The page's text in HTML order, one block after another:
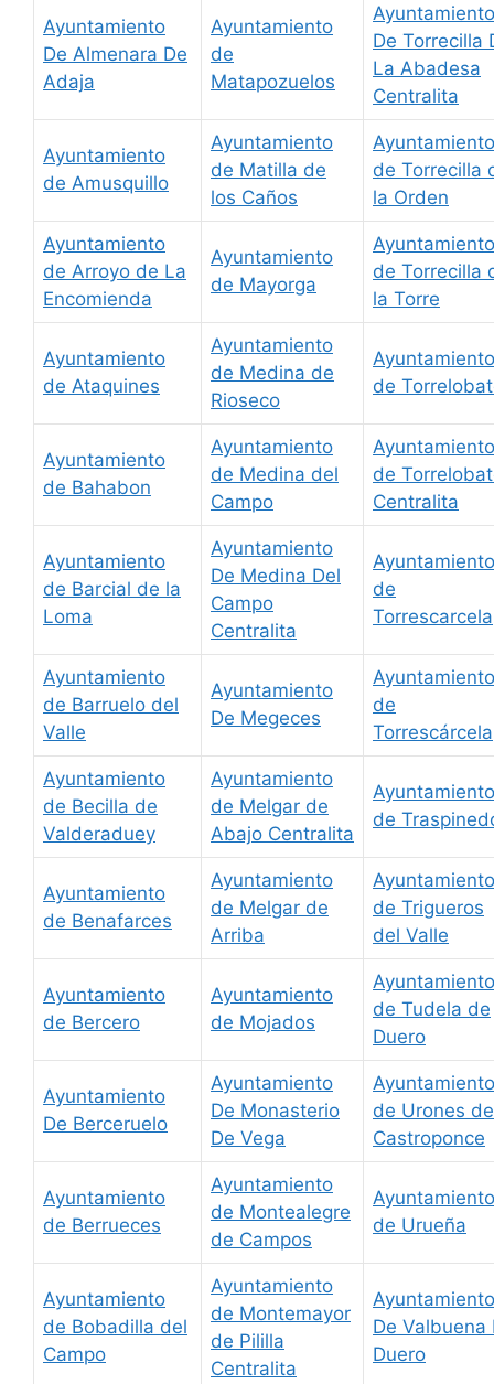
Ayuntamiento
De Almenara De
Adaja
Ayuntamiento
de
Matapozuelos
Ayuntamiento
De Torrecilla
La Abadesa
Centralita
Ayuntamiento
de Amusquillo
Ayuntamiento
de Matilla de
los Caños
Ayuntamiento
de Torrecilla
la Orden
Ayuntamiento
de Arroyo de La
Encomienda
Ayuntamiento
de Mayorga
Ayuntamiento
de Torrecilla
la Torre
Ayuntamiento
de Ataquines
Ayuntamiento
de Medina de
Rioseco
Ayuntamiento
de
Ayuntamiento
de Bahabon
Ayuntamiento
de Medina del
Campo
Ayuntamiento
de
Centralita
Ayuntamiento
de Barcial de la
Loma
Ayuntamiento
De Medina Del
Campo
Centralita
Ayuntamiento
de
Torrescarcela
Ayuntamiento
de Barruelo del
Valle
Ayuntamiento
De Megeces
Ayuntamiento
de
Torrescárcela
Ayuntamiento
de Becilla de
Valderaduey
Ayuntamiento
de Melgar de
Abajo Centralita
Ayuntamiento
de
Ayuntamiento
de Benafarces
Ayuntamiento
de Melgar de
Arriba
Ayuntamiento
de Trigueros
del Valle
Ayuntamiento
de Bercero
Ayuntamiento
de Mojados
Ayuntamiento
de Tudela de
Duero
Ayuntamiento
De Berceruelo
Ayuntamiento
De Monasterio
De Vega
Ayuntamiento
de Urones de
Castroponce
Ayuntamiento
de Berrueces
Ayuntamiento
de Montealegre
de Campos
Ayuntamiento
de Urueña
Ayuntamiento
de Bobadilla del
Campo
Ayuntamiento
de Montemayor
de Pililla
Centralita
Ayuntamiento
De Valbuena
Duero